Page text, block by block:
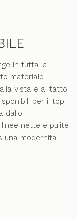
in tutta la
materiale
vista e al tatto
per il top
dallo
nette e pulite
una modernità